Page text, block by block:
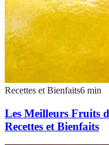
Recettes et Bienfaits6 min
Les Meilleurs Fruits
Recettes et Bienfaits